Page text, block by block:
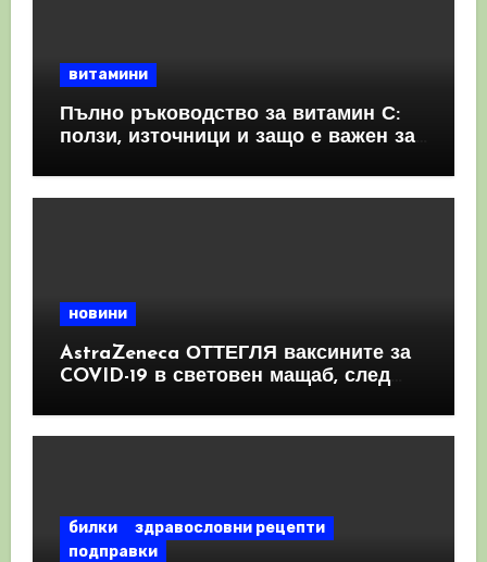
витамини
Пълно ръководство за витамин С:
ползи, източници и защо е важен за
новини
AstraZeneca ОТТЕГЛЯ ваксините за
COVID-19 в световен мащаб, след
КРЪВНИ съсиреци
билки
здравословни рецепти
подправки